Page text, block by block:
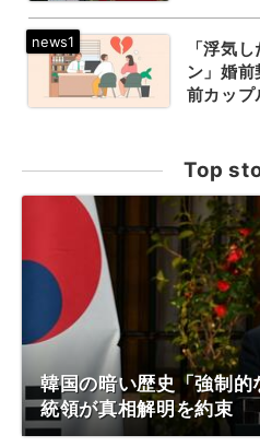
「浮気
ン」婚
前カップ
Top
韓国の暗い歴史「強制
統領が真相解明を約束